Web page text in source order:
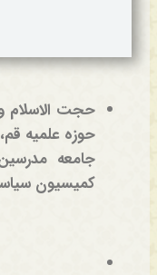
حجت الاسلام
حوزه علمیه
جامعه
کمیسیون